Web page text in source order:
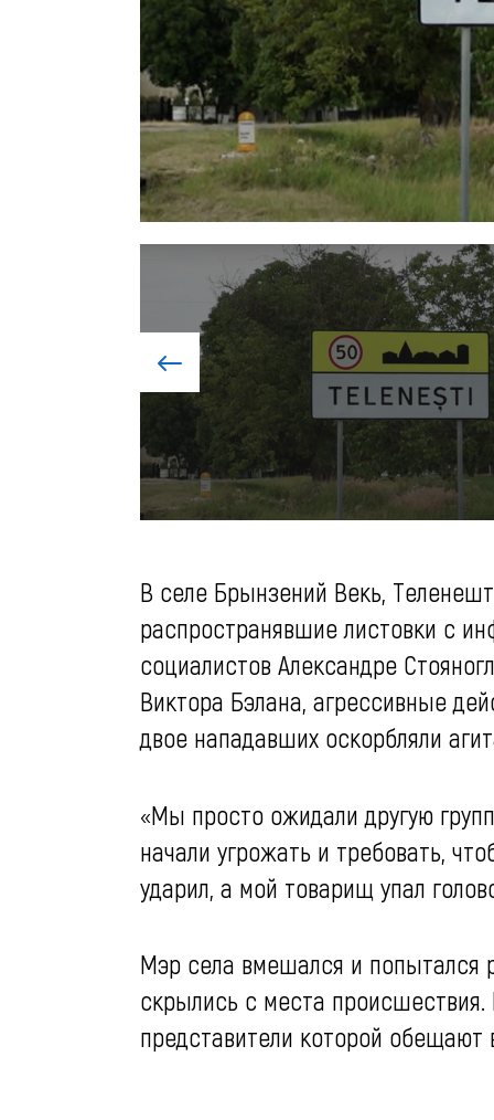
В селе Брынзений Векь,
распространявшие листовки с
социалистов Александре
Виктора Бэлана, агрессивные
двое нападавших оскорбляли
«Мы просто ожидали другую
начали угрожать и требовать,
ударил, а мой товарищ упал
Мэр села вмешался и попытался
скрылись с места
представители которой